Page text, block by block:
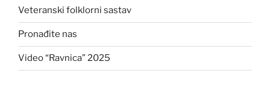
Veteranski folklorni sastav
Pronađite nas
Video “Ravnica” 2025